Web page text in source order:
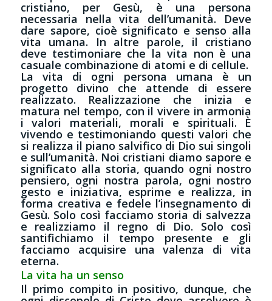
cristiano, per Gesù, è una persona
necessaria nella vita dell’umanità. Deve
dare sapore, cioè significato e senso alla
vita umana. In altre parole, il cristiano
deve testimoniare che la vita non è una
casuale combinazione di atomi e di cellule.
La vita di ogni persona umana è un
progetto divino che attende di essere
realizzato. Realizzazione che inizia e
matura nel tempo, con il vivere in armonia
i valori materiali, morali e spirituali. È
vivendo e testimoniando questi valori che
si realizza il piano salvifico di Dio sui singoli
e sull’umanità. Noi cristiani diamo sapore e
significato alla storia, quando ogni nostro
pensiero, ogni nostra parola, ogni nostro
gesto e iniziativa, esprime e realizza, in
forma creativa e fedele l’insegnamento di
Gesù. Solo così facciamo storia di salvezza
e realizziamo il regno di Dio. Solo così
santifichiamo il tempo presente e gli
facciamo acquisire una valenza di vita
eterna.
La vita ha un senso
Il primo compito in positivo, dunque, che